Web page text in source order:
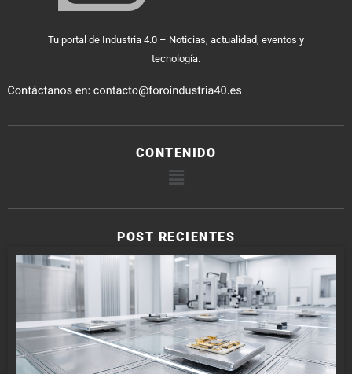
Tu portal de Industria 4.0 – Noticias, actualidad, eventos y
tecnología.
CONTENIDO
POST RECIENTES